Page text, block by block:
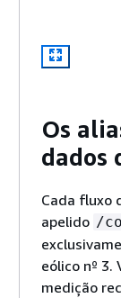
Os
dados
Cada fluxo
apelido /
eólico nº
medição